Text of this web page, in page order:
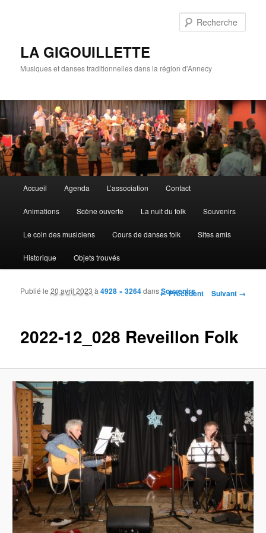
LA GIGOUILLETTE
Musiques et danses traditionnelles dans la région d'Annecy
Aller au contenu principal
Aller au contenu secondaire
Accueil Agenda L’association Contact
Animations Scène ouverte La nuit du folk Souvenirs
Le coin des musiciens Cours de danses folk Sites amis
Historique Objets trouvés
Navigation des images
← Précédent Suivant →
2022-12_028 Reveillon Folk
Publié le20 avril 2023 à4928 × 3264dansSouvenirs